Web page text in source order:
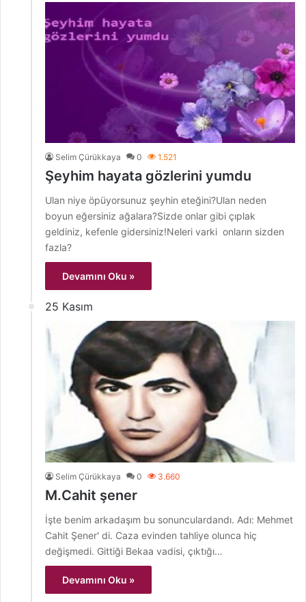
Selim Çürükkaya 0 1.521
Şeyhim hayata gözlerini yumdu
Ulan niye öpüyorsunuz şeyhin eteğini?Ulan neden
boyun eğersiniz ağalara?Sizde onlar gibi çıplak
geldiniz, kefenle gidersiniz!Neleri varki onların sizden
fazla?
Devamını Oku »
25 Kasım
Selim Çürükkaya 0 3.660
M.Cahit şener
İşte benim arkadaşım bu sonunculardandı. Adı: Mehmet
Cahit Şener' di. Caza evinden tahliye olunca hiç
değişmedi. Gittiği Bekaa vadisi, çıktığı…
Devamını Oku »